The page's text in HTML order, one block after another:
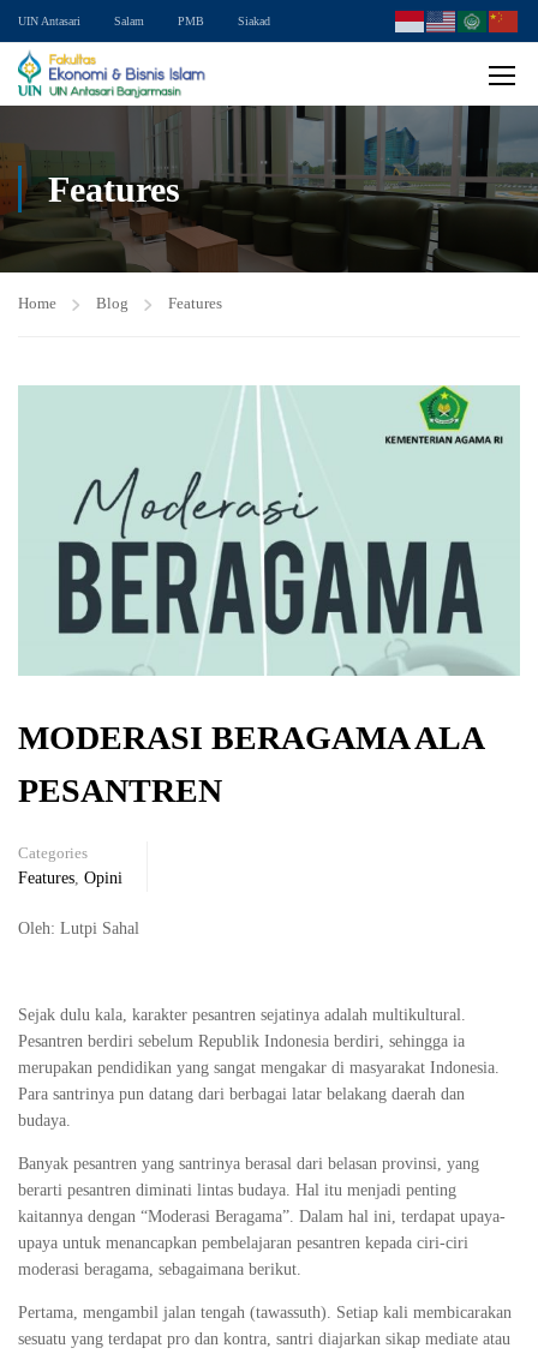
UIN Antasari Salam PMB Siakad
Features
Home Blog Features
MODERASI BERAGAMA ALA
PESANTREN
Categories
Features Opini
Oleh: Lutpi Sahal
Sejak dulu kala, karakter pesantren sejatinya adalah multikultural.
Pesantren berdiri sebelum Republik Indonesia berdiri, sehingga ia
merupakan pendidikan yang sangat mengakar di masyarakat Indonesia.
Para santrinya pun datang dari berbagai latar belakang daerah dan
budaya.
Banyak pesantren yang santrinya berasal dari belasan provinsi, yang
berarti pesantren diminati lintas budaya. Hal itu menjadi penting
kaitannya dengan “Moderasi Beragama”. Dalam hal ini, terdapat upaya-
upaya untuk menancapkan pembelajaran pesantren kepada ciri-ciri
moderasi beragama, sebagaimana berikut.
Pertama, mengambil jalan tengah (tawassuth). Setiap kali membicarakan
sesuatu yang terdapat pro dan kontra, santri diajarkan sikap mediate atau